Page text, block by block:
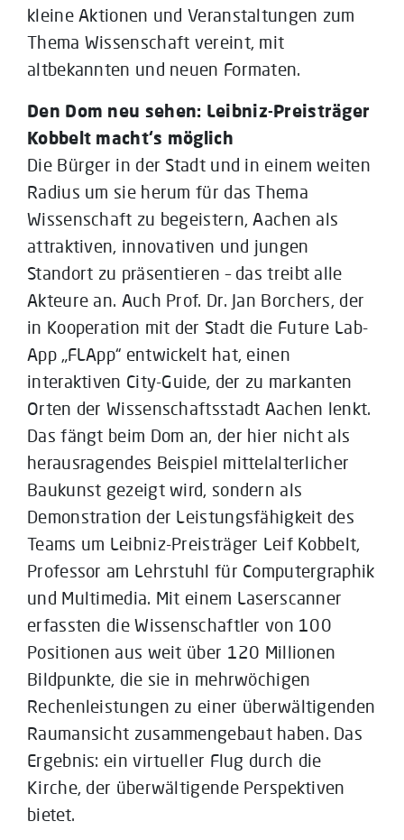
kleine Aktionen und Veranstaltungen zum
Thema Wissenschaft vereint, mit
altbekannten und neuen Formaten.
Den Dom neu sehen: Leibniz-Preisträger
Kobbelt macht‘s möglich
Die Bürger in der Stadt und in einem weiten
Radius um sie herum für das Thema
Wissenschaft zu begeistern, Aachen als
attraktiven, innovativen und jungen
Standort zu präsentieren – das treibt alle
Akteure an. Auch Prof. Dr. Jan Borchers, der
in Kooperation mit der Stadt die Future Lab-
App „FLApp“ entwickelt hat, einen
interaktiven City-Guide, der zu markanten
Orten der Wissenschaftsstadt Aachen lenkt.
Das fängt beim Dom an, der hier nicht als
herausragendes Beispiel mittelalterlicher
Baukunst gezeigt wird, sondern als
Demonstration der Leistungsfähigkeit des
Teams um Leibniz-Preisträger Leif Kobbelt,
Professor am Lehrstuhl für Computergraphik
und Multimedia. Mit einem Laserscanner
erfassten die Wissenschaftler von 100
Positionen aus weit über 120 Millionen
Bildpunkte, die sie in mehrwöchigen
Rechenleistungen zu einer überwältigenden
Raumansicht zusammengebaut haben. Das
Ergebnis: ein virtueller Flug durch die
Kirche, der überwältigende Perspektiven
bietet.